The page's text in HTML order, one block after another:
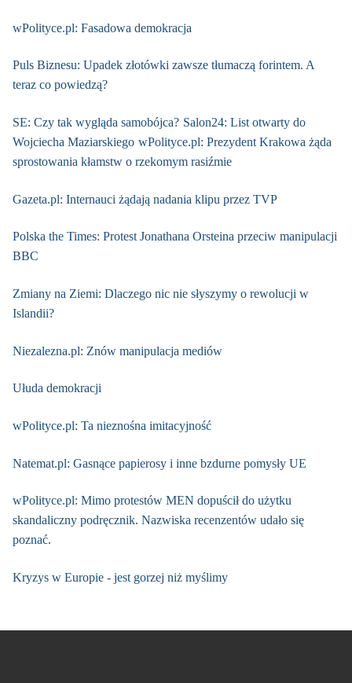
wPolityce.pl: Fasadowa demokracja
Puls Biznesu: Upadek złotówki zawsze tłumaczą forintem. A
teraz co powiedzą?
SE: Czy tak wygląda samobójca? Salon24: List otwarty do
Wojciecha Maziarskiego wPolityce.pl: Prezydent Krakowa żąda
sprostowania kłamstw o rzekomym rasiźmie
Gazeta.pl: Internauci żądają nadania klipu przez TVP
Polska the Times: Protest Jonathana Orsteina przeciw manipulacji
BBC
Zmiany na Ziemi: Dlaczego nic nie słyszymy o rewolucji w
Islandii?
Niezalezna.pl: Znów manipulacja mediów
Ułuda demokracji
wPolityce.pl: Ta nieznośna imitacyjność
Natemat.pl: Gasnące papierosy i inne bzdurne pomysły UE
wPolityce.pl: Mimo protestów MEN dopuścił do użytku
skandaliczny podręcznik. Nazwiska recenzentów udało się
poznać.
Kryzys w Europie - jest gorzej niż myślimy